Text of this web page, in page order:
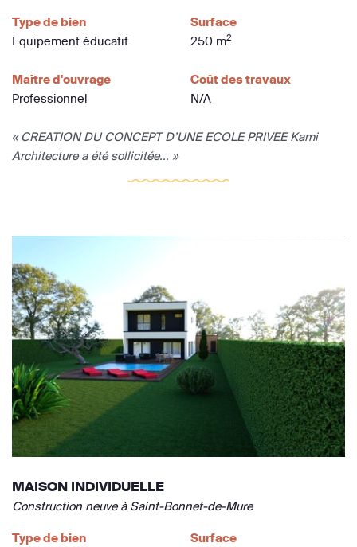
Type de bien
Equipement éducatif
Surface
250 m2
Maître d'ouvrage
Professionnel
Coût des travaux
N/A
« CREATION DU CONCEPT D’UNE ECOLE PRIVEE Kami
Architecture a été sollicitée... »
MAISON INDIVIDUELLE
Construction neuve à Saint-Bonnet-de-Mure
Type de bien
Surface